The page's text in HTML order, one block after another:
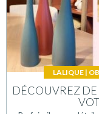
LALIQUE |
DÉCOUVREZ DE